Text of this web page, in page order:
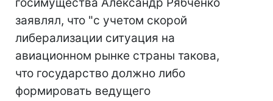
заявлял, что "с учетом скорой
либерализации ситуация на
авиационном рынке страны такова,
что государство должно либо
формировать ведущего